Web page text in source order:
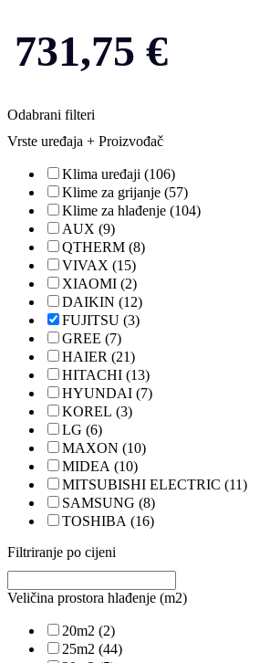
731,75 €
Odabrani filteri
Vrste uređaja + Proizvođač
Klima uređaji (106)
Klime za grijanje (57)
Klime za hlađenje (104)
AUX (9)
QTHERM (8)
VIVAX (15)
XIAOMI (2)
DAIKIN (12)
FUJITSU (3)
GREE (7)
HAIER (21)
HITACHI (13)
HYUNDAI (7)
KOREL (3)
LG (6)
MAXON (10)
MIDEA (10)
MITSUBISHI ELECTRIC (11)
SAMSUNG (8)
TOSHIBA (16)
Filtriranje po cijeni
Veličina prostora hlađenje (m2)
20m2 (2)
25m2 (44)